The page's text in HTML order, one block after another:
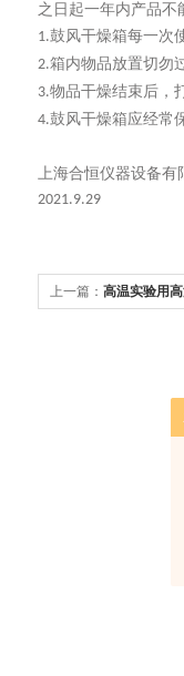
之日起一年内产品不
1.鼓风干燥箱每一次
2.箱内物品放置切勿
3.物品干燥结束后，
4.鼓风干燥箱应经常
上海合恒仪器设备有
2021.9.29
上一篇： 高温实验用